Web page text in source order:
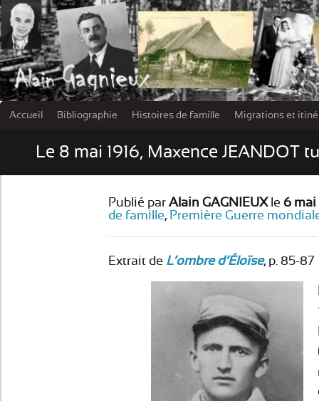
Accueil Bibliographie Histoires de famille Migrations et
Les
Le 8 mai 1916, Maxence JEANDOT
Publié par Alain GAGNIEUXle 6 mai
de famille, Première Guerre
Extrait de L’ombre d’Éloïse, p. 85-87